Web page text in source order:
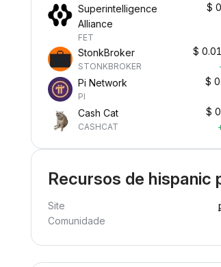
Superintelligence
Alliance
FET
$
StonkBroker
STONKBROKER
$
Pi Network
PI
$
Cash Cat
CASHCAT
$
Recursos de hispanic
Site
Comunidade